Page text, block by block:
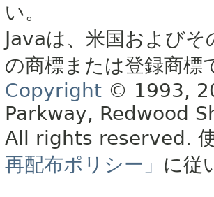
い。
Javaは、米国および
の商標または登録商標
Copyright © 1993,
Parkway, Redwood
All rights reserved.
再配布ポリシー」 に従